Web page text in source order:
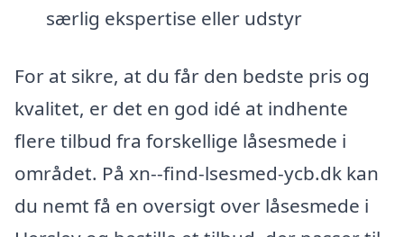
særlig ekspertise eller udstyr
For at sikre, at du får den bedste pris og
kvalitet, er det en god idé at indhente
flere tilbud fra forskellige låsesmede i
området. På xn--find-lsesmed-ycb.dk kan
du nemt få en oversigt over låsesmede i